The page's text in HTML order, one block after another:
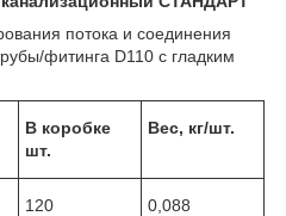
потока и соединения
фитинга D110 с гладким
В коробке
шт.
Вес, кг/шт.
120 0,088